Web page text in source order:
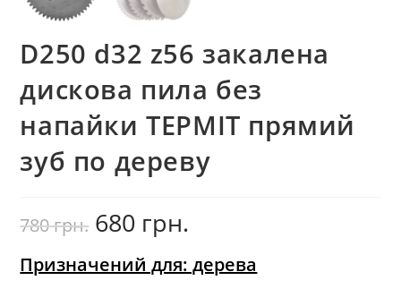
D250 d32 z56 закалена
дискова пила без
напайки ТЕРМІТ прямий
зуб по дереву
780грн. Оригінальна
ціна:
780
680 грн.
Призначений для: дерева